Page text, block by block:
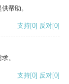
帮助。
支持[0] 反对[0]
。
支持[0] 反对[0]